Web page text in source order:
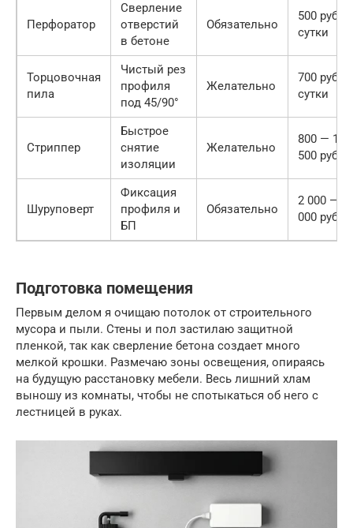
Перфоратор
Сверление
отверстий
в бетоне
Обязательно
500 руб/
сутки
Торцовочная
пила
Чистый рез
профиля
под 45/90°
Желательно
700 руб/
сутки
Стриппер
Быстрое
снятие
изоляции
Желательно
800 — 1
500 руб.
Шуруповерт
Фиксация
профиля и
БП
Обязательно
2 000 — 6
000 руб.
Подготовка помещения
Первым делом я очищаю потолок от строительного
мусора и пыли. Стены и пол застилаю защитной
пленкой, так как сверление бетона создает много
мелкой крошки. Размечаю зоны освещения, опираясь
на будущую расстановку мебели. Весь лишний хлам
выношу из комнаты, чтобы не спотыкаться об него с
лестницей в руках.